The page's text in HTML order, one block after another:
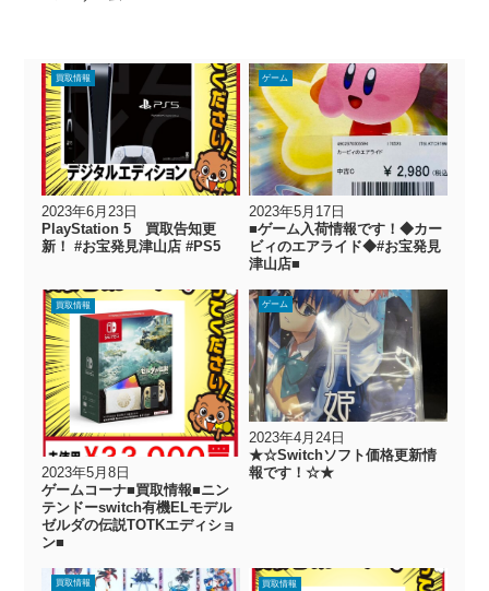
買取情報
2023年6月23日
PlayStation 5 買取告知更
新！ #お宝発見津山店 #PS5
ゲーム
2023年5月17日
■ゲーム入荷情報です！◆カー
ビィのエアライド◆#お宝発見
津山店■
買取情報
2023年5月8日
ゲームコーナ■買取情報■ニン
テンドーswitch有機ELモデル
ゼルダの伝説TOTKエディショ
ン■
ゲーム
2023年4月24日
★☆Switchソフト価格更新情
報です！☆★
買取情報 買取情報